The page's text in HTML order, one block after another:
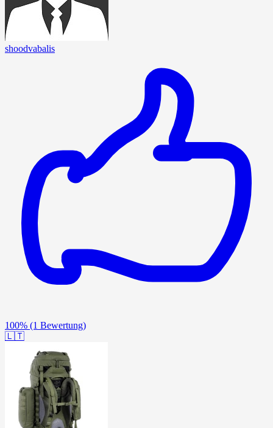
shoodvabalis
100% (1 Bewertung)
🇱🇹